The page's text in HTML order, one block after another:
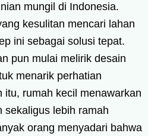
mungil di Indonesia.
kesulitan mencari lahan
ini sebagai solusi tepat.
pun mulai melirik desain
menarik perhatian
itu, rumah kecil menawarkan
sekaligus lebih ramah
orang menyadari bahwa